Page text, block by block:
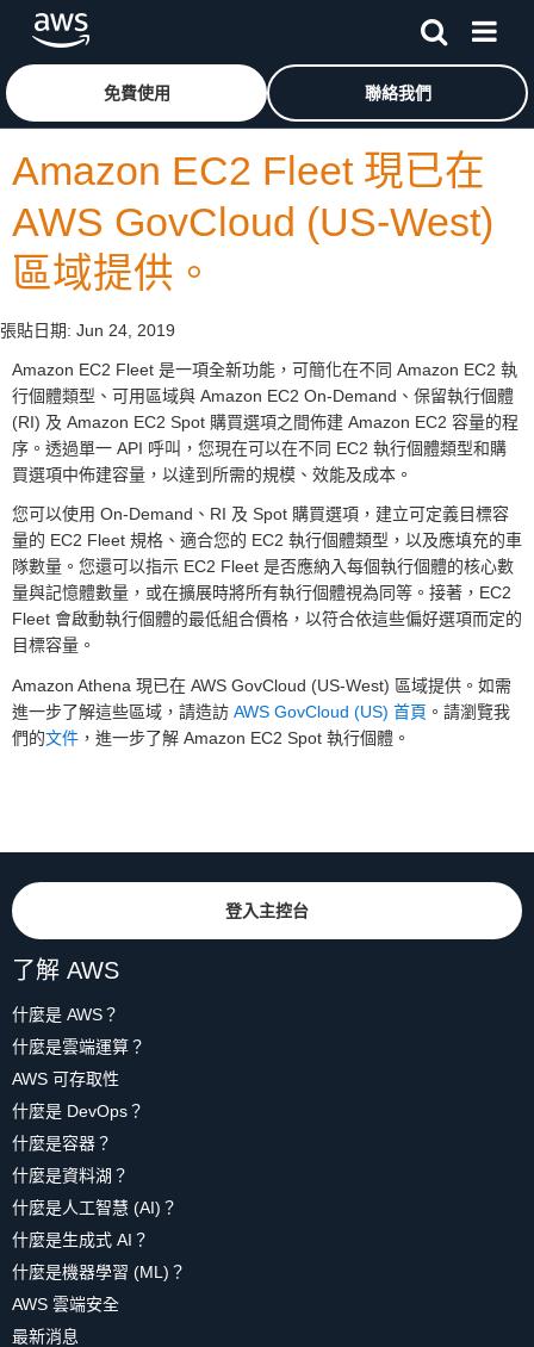
跳至主要內容按一下這裡可返回 Amazon Web Services 首頁
免費使用 聯絡我們
Amazon EC2 Fleet 現已在
AWS GovCloud (US-West)
區域提供。
張貼日期: Jun 24, 2019
Amazon EC2 Fleet 是一項全新功能，可簡化在不同 Amazon EC2 執
行個體類型、可用區域與 Amazon EC2 On-Demand、保留執行個體
(RI) 及 Amazon EC2 Spot 購買選項之間佈建 Amazon EC2 容量的程
序。透過單一 API 呼叫，您現在可以在不同 EC2 執行個體類型和購
買選項中佈建容量，以達到所需的規模、效能及成本。
您可以使用 On-Demand、RI 及 Spot 購買選項，建立可定義目標容
量的 EC2 Fleet 規格、適合您的 EC2 執行個體類型，以及應填充的車
隊數量。您還可以指示 EC2 Fleet 是否應納入每個執行個體的核心數
量與記憶體數量，或在擴展時將所有執行個體視為同等。接著，EC2
Fleet 會啟動執行個體的最低組合價格，以符合依這些偏好選項而定的
目標容量。
Amazon Athena 現已在 AWS GovCloud (US-West) 區域提供。如需
進一步了解這些區域，請造訪 AWS GovCloud (US) 首頁 。請瀏覽我
們的文件 ，進一步了解 Amazon EC2 Spot 執行個體。
登入主控台
了解 AWS
什麼是 AWS？
什麼是雲端運算？
AWS 可存取性
什麼是 DevOps？
什麼是容器？
什麼是資料湖？
什麼是人工智慧 (AI)？
什麼是生成式 AI？
什麼是機器學習 (ML)？
AWS 雲端安全
最新消息